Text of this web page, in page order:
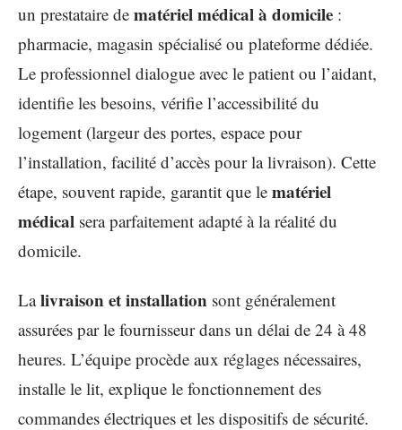
un prestataire de matériel médical à domicile :
pharmacie, magasin spécialisé ou plateforme dédiée.
Le professionnel dialogue avec le patient ou l’aidant,
identifie les besoins, vérifie l’accessibilité du
logement (largeur des portes, espace pour
l’installation, facilité d’accès pour la livraison). Cette
étape, souvent rapide, garantit que le matériel
médical sera parfaitement adapté à la réalité du
domicile.
Lalivraison et installation sont généralement
assurées par le fournisseur dans un délai de 24 à 48
heures. L’équipe procède aux réglages nécessaires,
installe le lit, explique le fonctionnement des
commandes électriques et les dispositifs de sécurité.